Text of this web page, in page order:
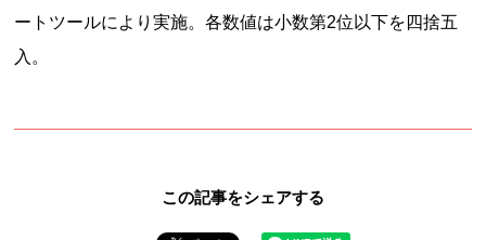
ートツールにより実施。各数値は小数第2位以下を四捨五
入。
この記事をシェアする